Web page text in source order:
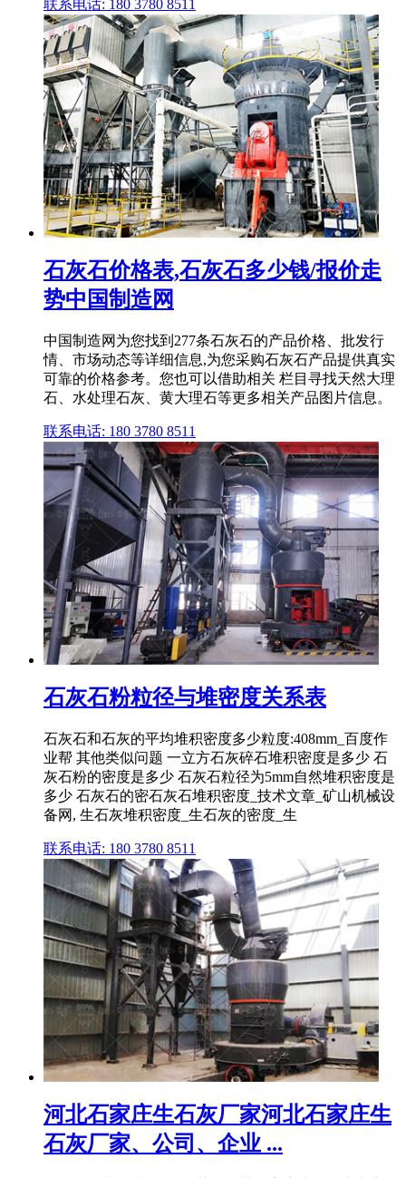
联系电话: 180 3780 8511
石灰石价格表,石灰石多少钱/报价走
势中国制造网
中国制造网为您找到277条石灰石的产品价格、批发行
情、市场动态等详细信息,为您采购石灰石产品提供真实
可靠的价格参考。您也可以借助相关 栏目寻找天然大理
石、水处理石灰、黄大理石等更多相关产品图片信息。
联系电话: 180 3780 8511
石灰石粉粒径与堆密度关系表
石灰石和石灰的平均堆积密度多少粒度:408mm_百度作
业帮 其他类似问题 一立方石灰碎石堆积密度是多少 石
灰石粉的密度是多少 石灰石粒径为5mm自然堆积密度是
多少 石灰石的密石灰石堆积密度_技术文章_矿山机械设
备网, 生石灰堆积密度_生石灰的密度_生
联系电话: 180 3780 8511
河北石家庄生石灰厂家河北石家庄生
石灰厂家、公司、企业 ...